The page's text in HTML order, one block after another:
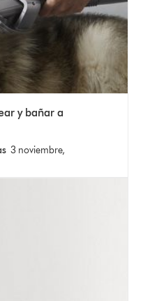
y bañar a
3 noviembre,